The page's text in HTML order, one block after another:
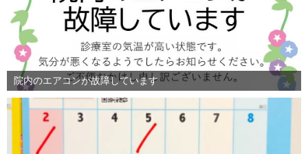
院内のエアコンが故障しています